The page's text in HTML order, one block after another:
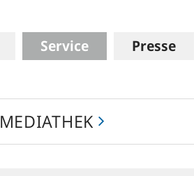
Service Presse
MEDIATHEK